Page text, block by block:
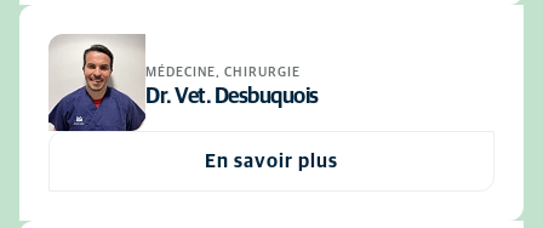
MÉDECINE, CHIRURGIE
Dr. Vet. Desbuquois
En savoir plus